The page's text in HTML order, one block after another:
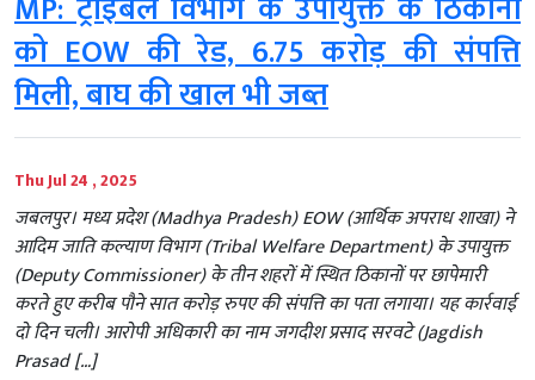
MP: ट्राइबल विभाग के उपायुक्त के ठिकानों
को EOW की रेड, 6.75 करोड़ की संपत्ति
मिली, बाघ की खाल भी जब्त
Thu Jul 24 , 2025
जबलपुर। मध्य प्रदेश (Madhya Pradesh) EOW (आर्थिक अपराध शाखा) ने
आदिम जाति कल्याण विभाग (Tribal Welfare Department) के उपायुक्त
(Deputy Commissioner) के तीन शहरों में स्थित ठिकानों पर छापेमारी
करते हुए करीब पौने सात करोड़ रुपए की संपत्ति का पता लगाया। यह कार्रवाई
दो दिन चली। आरोपी अधिकारी का नाम जगदीश प्रसाद सरवटे (Jagdish
Prasad […]